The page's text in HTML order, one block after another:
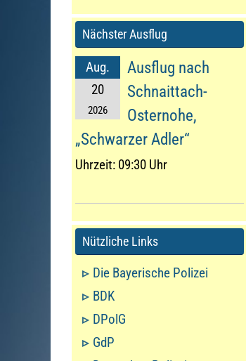
Nächster Ausflug
Aug.
20
2026
Ausflug nach
Schnaittach-
Osternohe,
„Schwarzer Adler“
Uhrzeit: 09:30 Uhr
Nützliche Links
Die Bayerische Polizei
BDK
DPolG
GdP